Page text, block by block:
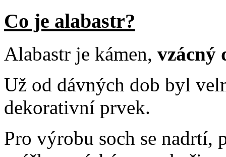
Co je alabastr?
Alabastr je kámen, vzácný
Už od dávných dob byl
dekorativní prvek.
Pro výrobu soch se nadrtí,